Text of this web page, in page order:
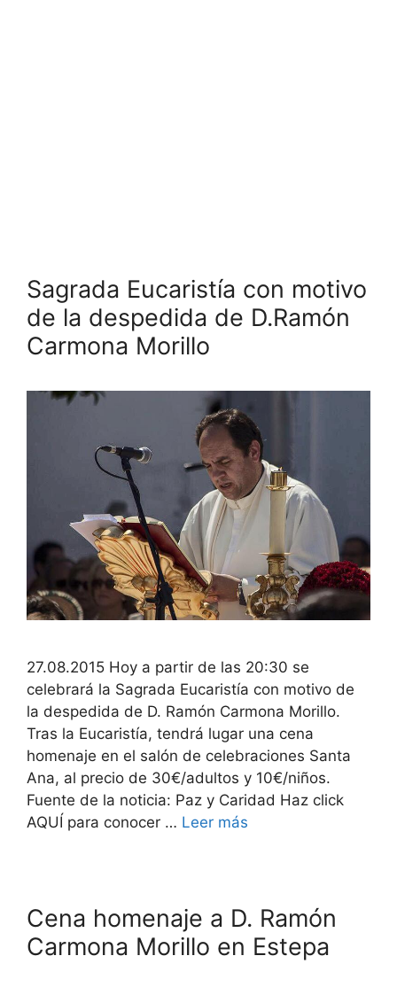
Sagrada Eucaristía con motivo
de la despedida de D.Ramón
Carmona Morillo
27.08.2015 Hoy a partir de las 20:30 se
celebrará la Sagrada Eucaristía con motivo de
la despedida de D. Ramón Carmona Morillo.
Tras la Eucaristía, tendrá lugar una cena
homenaje en el salón de celebraciones Santa
Ana, al precio de 30€/adultos y 10€/niños.
Fuente de la noticia: Paz y Caridad Haz click
AQUÍ para conocer … Leer más
Cena homenaje a D. Ramón
Carmona Morillo en Estepa